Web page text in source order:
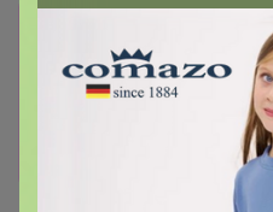
Сбор заказов
завершен.
К сожалению
новую.
чтобы быть в